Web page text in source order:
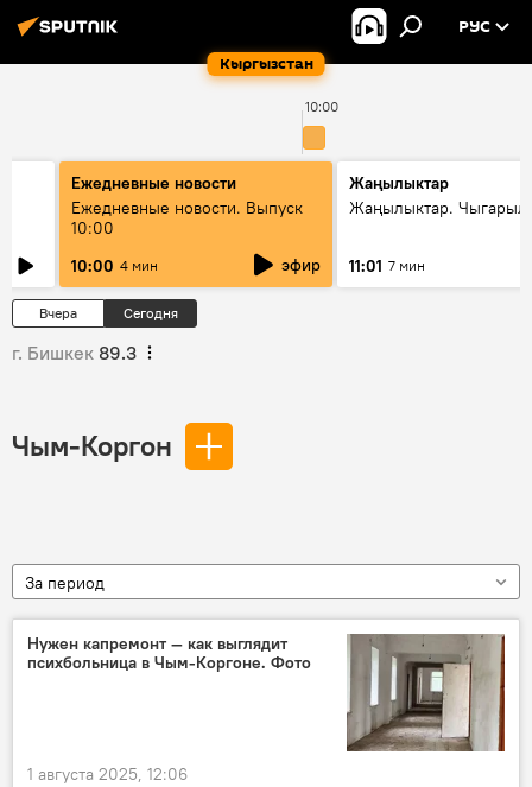
Кыргызстан
РУС
10:00
Ежедневные новости
Ежедневные новости. Выпуск
10:00
10:00 4 мин эфир
Жаңылыктар
Жаңылыктар.
11:01 7 мин
Вчера Сегодня
г. Бишкек 89.3
Чым-Коргон
За период
Нужен капремонт — как выглядит
психбольница в Чым-Коргоне. Фото
1 августа 2025, 12:06